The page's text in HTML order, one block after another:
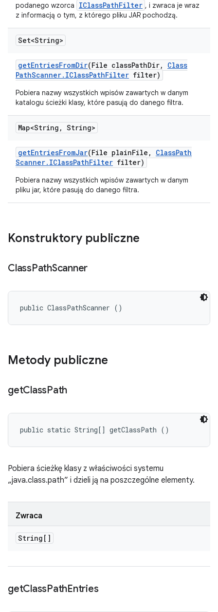
podanego wzorca IClassPathFilter , i zwraca je wraz
z informacją o tym, z którego pliku JAR pochodzą.
Set<String>
getEntriesFromDir(File classPathDir,
Class
PathScanner. IClassPathFilter filter)
Pobiera nazwy wszystkich wpisów zawartych w danym
katalogu ścieżki klasy, które pasują do danego filtra.
Map<String , String>
getEntriesFromJar(File plainFile , ClassPath
Scanner. IClassPathFilter filter)
Pobiera nazwy wszystkich wpisów zawartych w danym
pliku jar, które pasują do danego filtra.
Konstruktory publiczne
ClassPathScanner
public ClassPathScanner ()
Metody publiczne
getClassPath
public static String[] getClassPath ()
Pobiera ścieżkę klasy z właściwości systemu
„java.class.path” i dzieli ją na poszczególne elementy.
Zwraca
String[]
getClassPathEntries